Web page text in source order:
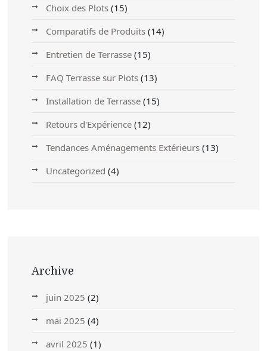
Choix des Plots (15)
Comparatifs de Produits (14)
Entretien de Terrasse (15)
FAQ Terrasse sur Plots (13)
Installation de Terrasse (15)
Retours d'Expérience (12)
Tendances Aménagements Extérieurs (13)
Uncategorized (4)
Archive
juin 2025 (2)
mai 2025 (4)
avril 2025 (1)